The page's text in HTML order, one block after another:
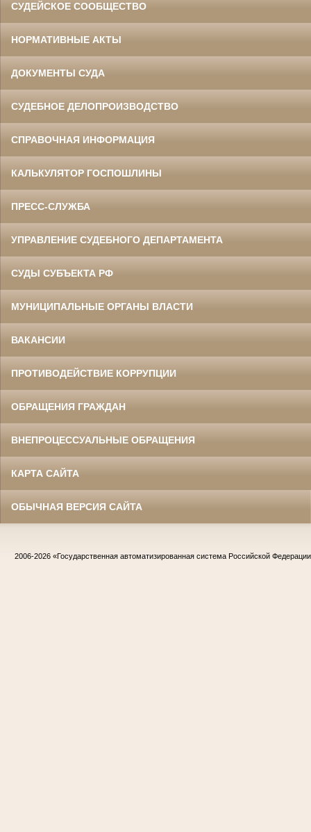
СУДЕЙСКОЕ СООБЩЕСТВО
НОРМАТИВНЫЕ АКТЫ
ДОКУМЕНТЫ СУДА
СУДЕБНОЕ ДЕЛОПРОИЗВОДСТВО
СПРАВОЧНАЯ ИНФОРМАЦИЯ
КАЛЬКУЛЯТОР ГОСПОШЛИНЫ
ПРЕСС-СЛУЖБА
УПРАВЛЕНИЕ СУДЕБНОГО ДЕПАРТАМЕНТА
СУДЫ СУБЪЕКТА РФ
МУНИЦИПАЛЬНЫЕ ОРГАНЫ ВЛАСТИ
ВАКАНСИИ
ПРОТИВОДЕЙСТВИЕ КОРРУПЦИИ
ОБРАЩЕНИЯ ГРАЖДАН
ВНЕПРОЦЕССУАЛЬНЫЕ ОБРАЩЕНИЯ
КАРТА САЙТА
ОБЫЧНАЯ ВЕРСИЯ САЙТА
2006-2026 «Государственная автоматизированная система Российской